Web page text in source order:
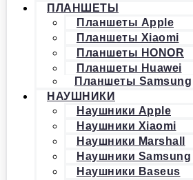
ПЛАНШЕТЫ
Планшеты Apple
Планшеты Xiaomi
Планшеты HONOR
Планшеты Huawei
Планшеты Samsung
НАУШНИКИ
Наушники Apple
Наушники Xiaomi
Наушники Marshall
Наушники Samsung
Наушники Baseus